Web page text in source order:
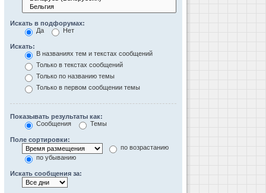
Искать в подфорумах:
Да
Нет
Искать:
В названиях тем и текстах сообщений
Только в текстах сообщений
Только по названию темы
Только в первом сообщении темы
Показывать результаты как:
Сообщения
Темы
Поле сортировки:
по возрастанию
по убыванию
Искать сообщения за: